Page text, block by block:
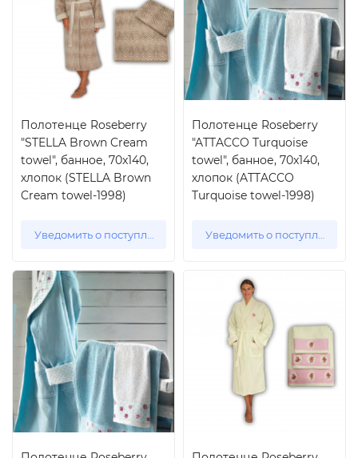
Полотенце Roseberry
"STELLA Brown Cream
towel", банное, 70x140,
хлопок (STELLA Brown
Cream towel-1998)
Уведомить о поступлении
Полотенце Roseberry
"ATTACCO Turquoise
towel", банное, 70x140,
хлопок (ATTACCO
Turquoise towel-1998)
Уведомить о поступлении